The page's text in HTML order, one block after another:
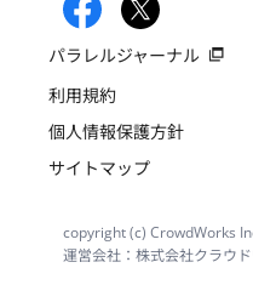
パラレルジャーナル
利用規約
個人情報保護方針
サイトマップ
copyright (c) CrowdWorks
運営会社：株式会社クラウ